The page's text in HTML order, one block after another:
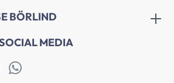
BÖRLIND
MEDIA